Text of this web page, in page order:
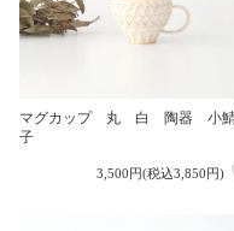
マグカップ 丸 白 陶器 小鯖
子
3,500円(税込3,850円)